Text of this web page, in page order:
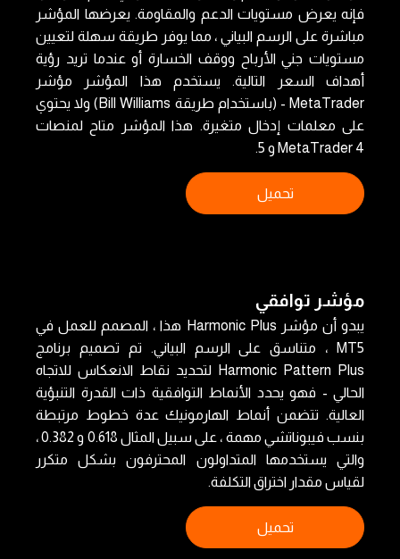
فإنه يعرض مستويات الدعم والمقاومة. يعرضها المؤشر
مباشرة على الرسم البياني ، مما يوفر طريقة سهلة لتعيين
مستويات جني الأرباح ووقف الخسارة أو عندما تريد رؤية
أهداف السعر التالية. يستخدم هذا المؤشر مؤشر
MetaTrader - (باستخدام طريقة Bill Williams) ولا يحتوي
على معلمات إدخال متغيرة. هذا المؤشر متاح لمنصات
MetaTrader 4 و 5.
تحميل
مؤشر توافقي
يبدو أن مؤشر Harmonic Plus هذا ، المصمم للعمل في
MT5 ، متناسق على الرسم البياني. تم تصميم برنامج
Harmonic Pattern Plus لتحديد نقاط الانعكاس للاتجاه
الحالي - فهو يحدد الأنماط التوافقية ذات القدرة التنبؤية
العالية. تتضمن أنماط الهارمونيك عدة خطوط مرتبطة
بنسب فيبوناتشي مهمة ، على سبيل المثال 0.618 و 0.382 ،
والتي يستخدمها المتداولون المحترفون بشكل متكرر
لقياس مقدار اختراق التكلفة.
تحميل